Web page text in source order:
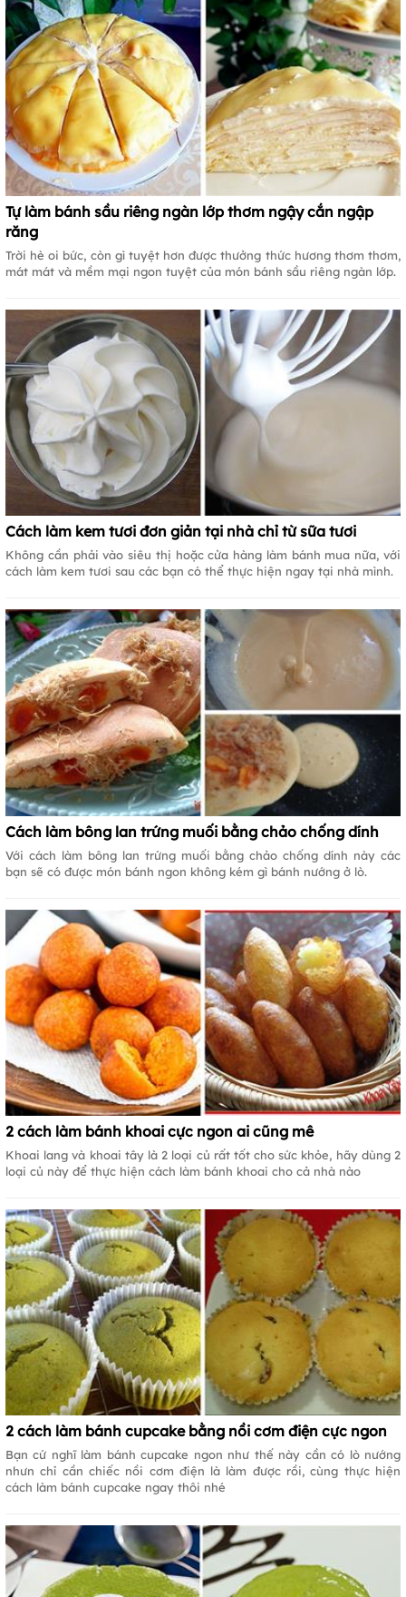
Tự làm bánh sầu riêng ngàn lớp thơm ngậy cắn ngập
răng
Trời hè oi bức, còn gì tuyệt hơn được thưởng thức hương thơm thơm,
mát mát và mềm mại ngon tuyệt của món bánh sầu riêng ngàn lớp.
Cách làm kem tươi đơn giản tại nhà chỉ từ sữa tươi
Không cần phải vào siêu thị hoặc cửa hàng làm bánh mua nữa, với
cách làm kem tươi sau các bạn có thể thực hiện ngay tại nhà mình.
Cách làm bông lan trứng muối bằng chảo chống dính
Với cách làm bông lan trứng muối bằng chảo chống dính này các
bạn sẽ có được món bánh ngon không kém gì bánh nướng ở lò.
2 cách làm bánh khoai cực ngon ai cũng mê
Khoai lang và khoai tây là 2 loại củ rất tốt cho sức khỏe, hãy dùng 2
loại củ này để thực hiện cách làm bánh khoai cho cả nhà nào
2 cách làm bánh cupcake bằng nồi cơm điện cực ngon
Bạn cứ nghĩ làm bánh cupcake ngon như thế này cần có lò nướng
nhưn chỉ cần chiếc nồi cơm điện là làm được rồi, cùng thực hiện
cách làm bánh cupcake ngay thôi nhé